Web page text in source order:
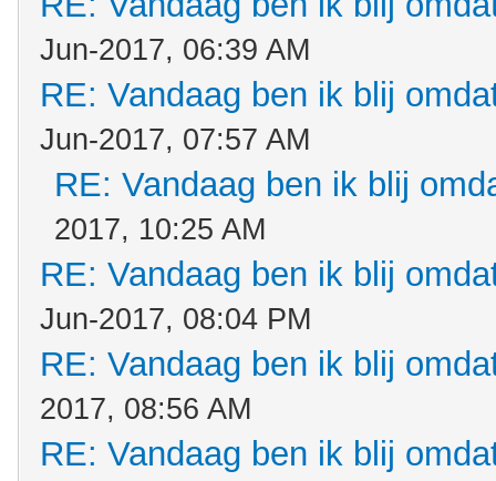
Jun-2017, 06:39 AM
RE: Vandaag ben ik blij
Jun-2017, 07:57 AM
RE: Vandaag ben ik blij
2017, 10:25 AM
RE: Vandaag ben ik blij
Jun-2017, 08:04 PM
RE: Vandaag ben ik blij
2017, 08:56 AM
RE: Vandaag ben ik blij